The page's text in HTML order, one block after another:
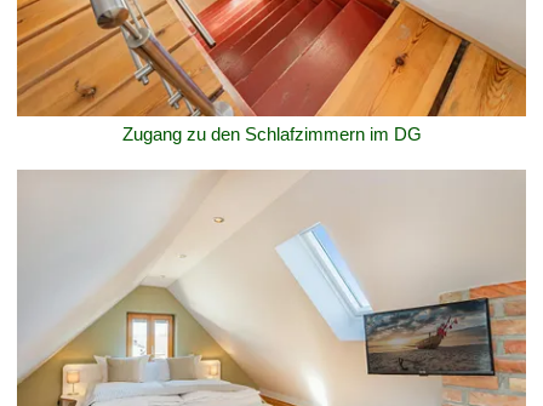
Zugang zu den Schlafzimmern im DG